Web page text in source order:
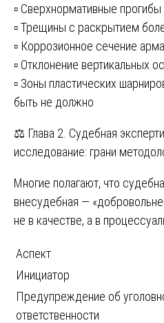
▫️ Сверхнормативные прогибы
▫️ Трещины с раскрытием
▫️ Коррозионное сечение
▫️ Отклонение вертикальных
▫️ Зоны пластических
быть не должно
⚖️ Глава 2. Судебная
исследование: грани
Многие полагают, что
внесудебная —
не в качестве, а в
Аспект
Инициатор
Предупреждение об
ответственности